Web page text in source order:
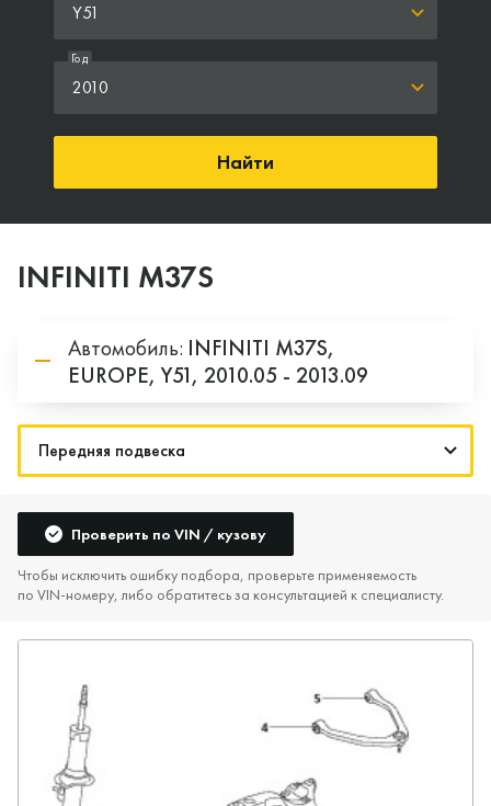
Y51
2010
Год
Найти
INFINITI M37S
Автомобиль: INFINITI M37S,
EUROPE,Y51, 2010.05 - 2013.09
Проверить по VIN / кузову
Чтобы исключить ошибку подбора, проверьте применяемость
по VIN‑номеру, либо обратитесь за консультацией к специалисту.